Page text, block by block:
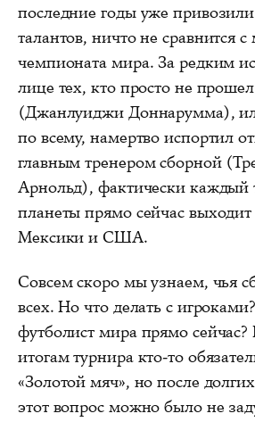
последние годы уже
талантов, ничто не сравнится
чемпионата мира. За редким
лице тех, кто просто не
(Джанлуиджи Доннарумма),
по всему, намертво испортил
главным тренером сборной
Арнольд), фактически каждый
планеты прямо сейчас
Мексики и США.
Совсем скоро мы узнаем, чья
всех. Но что делать с
футболист мира прямо
итогам турнира кто-то
«Золотой мяч», но после
этот вопрос можно было не